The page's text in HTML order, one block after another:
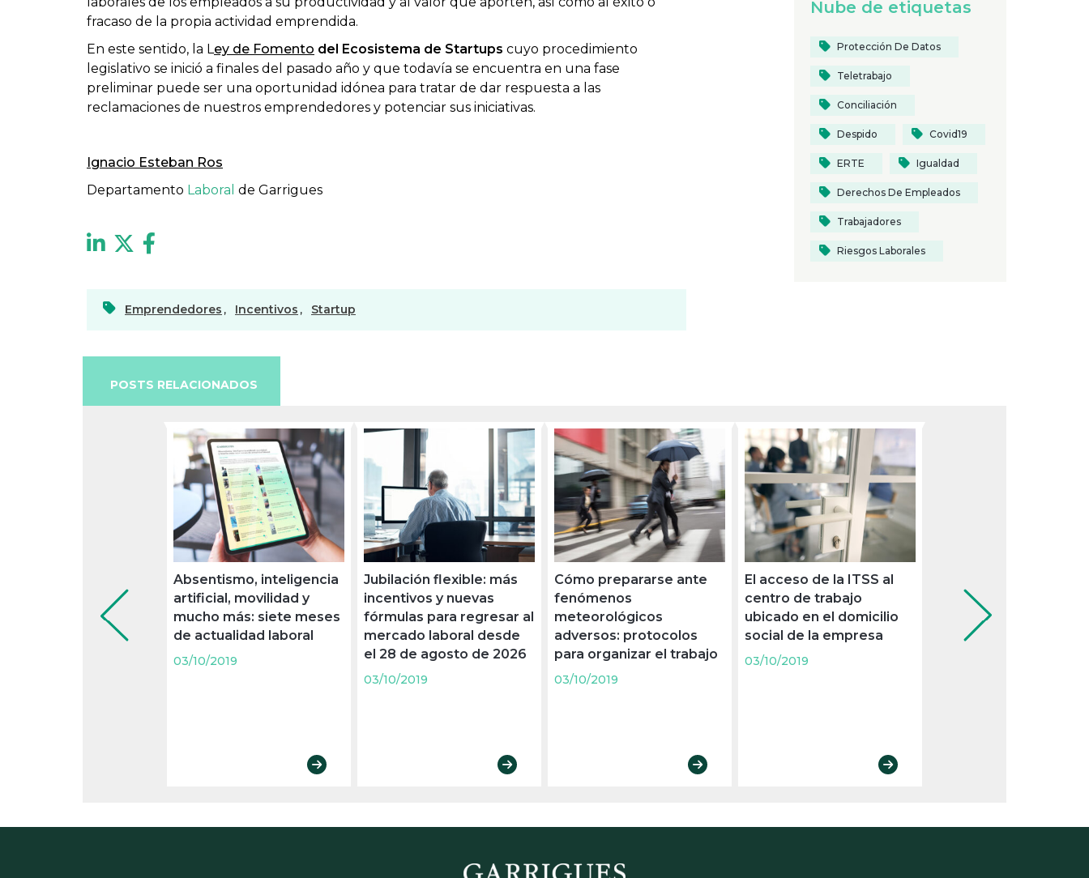
fracaso de la propia actividad emprendida.
En este sentido, la Ley de Fomento del Ecosistema de Startups cuyo procedimiento
legislativo se inició a finales del pasado año y que todavía se encuentra en una fase
preliminar puede ser una oportunidad idónea para tratar de dar respuesta a las
reclamaciones de nuestros emprendedores y potenciar sus iniciativas.
Ignacio Esteban Ros
Departamento Laboral de Garrigues
Emprendedores , Incentivos , Startup
Nube de etiquetas
Protección De Datos
Teletrabajo
Conciliación
Despido Covid19
ERTE Igualdad
Derechos De Empleados
Trabajadores
Riesgos Laborales
POSTS RELACIONADOS
Absentismo, inteligencia
artificial, movilidad y
mucho más: siete meses
de actualidad laboral
03/10/2019
Jubilación flexible: más
incentivos y nuevas
fórmulas para regresar al
mercado laboral desde
el 28 de agosto de 2026
03/10/2019
Cómo prepararse ante
fenómenos
meteorológicos
adversos: protocolos
para organizar el trabajo
03/10/2019
El acceso de la ITSS al
centro de trabajo
ubicado en el domicilio
social de la empresa
03/10/2019
claves para cumplir
las nuevas
legales